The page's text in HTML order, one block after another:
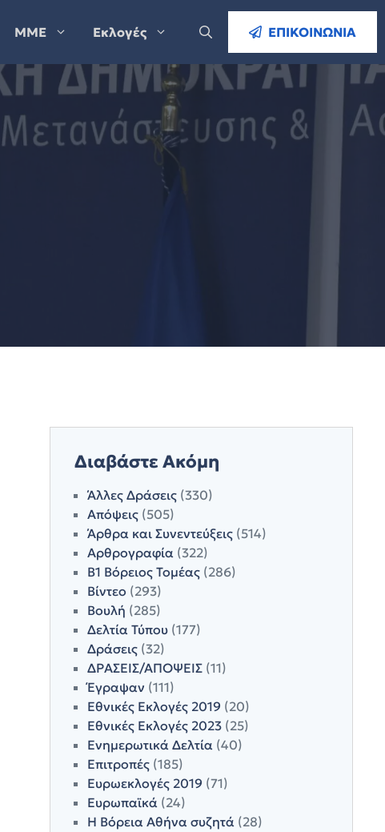
ΜΜΕ Εκλογές ΕΠΙΚΟΙΝΩΝΙΑ
Διαβάστε Ακόμη
Άλλες Δράσεις(330)
Απόψεις(505)
Άρθρα και Συνεντεύξεις(514)
Αρθρογραφία(322)
Β1 Βόρειος Τομέας(286)
Βίντεο (293)
Βουλή (285)
Δελτία Τύπου(177)
Δράσεις(32)
ΔΡΑΣΕΙΣ/ΑΠΟΨΕΙΣ(11)
Έγραψαν (111)
Εθνικές Εκλογές 2019 (20)
Εθνικές Εκλογές 2023(25)
Ενημερωτικά Δελτία(40)
Επιτροπές(185)
Ευρωεκλογές 2019 (71)
Ευρωπαϊκά(24)
Η Βόρεια Αθήνα συζητά(28)